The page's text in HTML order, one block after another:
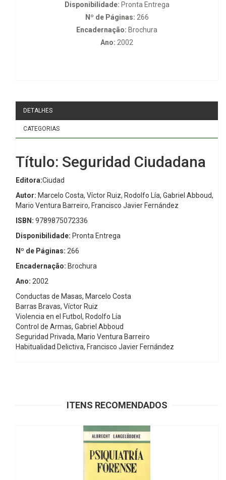
Disponibilidade: Pronta Entrega
Nº de Páginas: 266
Encadernação: Brochura
Ano: 2002
DETALHES
CATEGORIAS
Título: Seguridad Ciudadana
Editora:Ciudad
Autor: Marcelo Costa, Víctor Ruiz, Rodolfo Lía, Gabriel Abboud,
Mario Ventura Barreiro, Francisco Javier Fernández
ISBN: 9789875072336
Disponibilidade: Pronta Entrega
Nº de Páginas: 266
Encadernação: Brochura
Ano: 2002
Conductas de Masas, Marcelo Costa
Barras Bravas, Víctor Ruiz
Violencia en el Futbol, Rodolfo Lía
Control de Armas, Gabriel Abboud
Seguridad Privada, Mario Ventura Barreiro
Habitualidad Delictiva, Francisco Javier Fernández
ITENS RECOMENDADOS